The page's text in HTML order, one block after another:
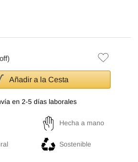
Añadir a la Cesta
en 2-5 días laborales
Hecha a mano
Sostenible